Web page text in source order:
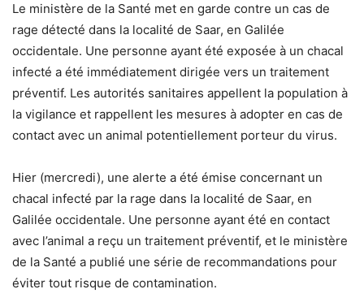
Le ministère de la Santé met en garde contre un cas de
rage détecté dans la localité de Saar, en Galilée
occidentale. Une personne ayant été exposée à un chacal
infecté a été immédiatement dirigée vers un traitement
préventif. Les autorités sanitaires appellent la population à
la vigilance et rappellent les mesures à adopter en cas de
contact avec un animal potentiellement porteur du virus.
Hier (mercredi), une alerte a été émise concernant un
chacal infecté par la rage dans la localité de Saar, en
Galilée occidentale. Une personne ayant été en contact
avec l’animal a reçu un traitement préventif, et le ministère
de la Santé a publié une série de recommandations pour
éviter tout risque de contamination.